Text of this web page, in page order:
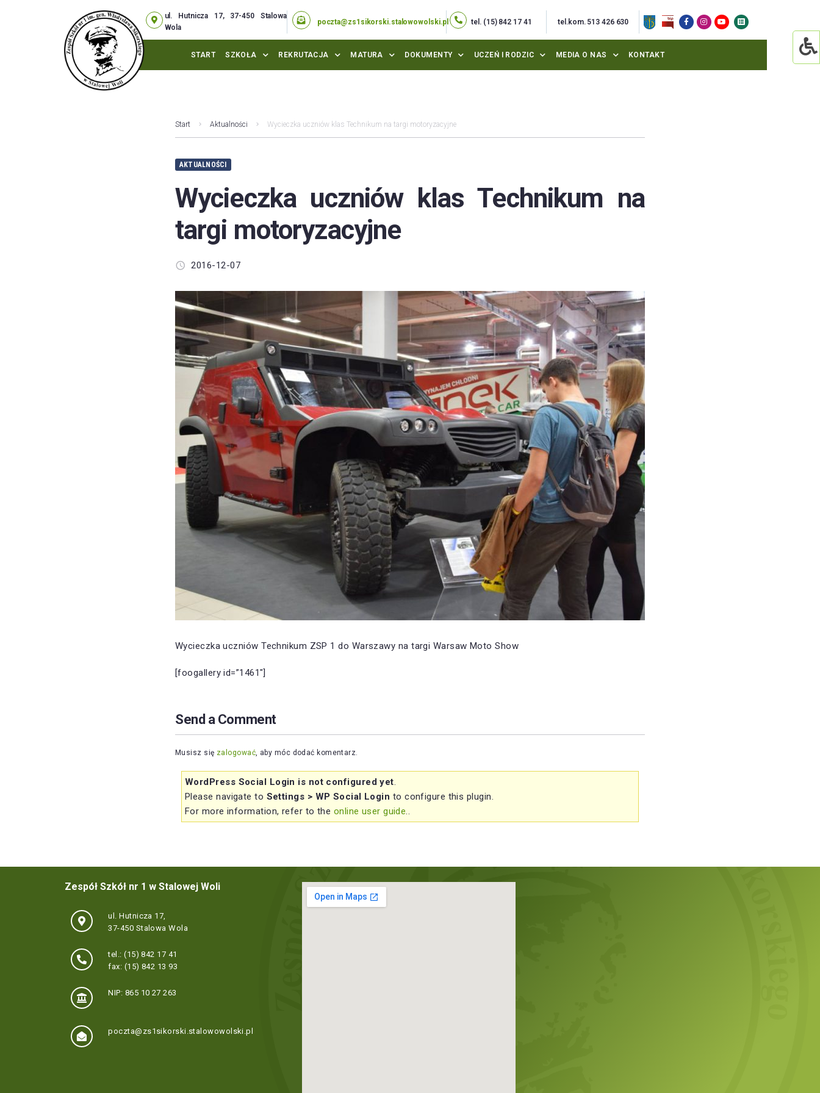
ul. Hutnicza 17, 37-450 Stalowa
Wola
poczta@zs1sikorski.stalowowolski.pl tel. (15) 842 17 41 tel.kom. 513 426 630
START SZKOŁA REKRUTACJA MATURA DOKUMENTY UCZEŃ I RODZIC MEDIA O NAS KONTAKT
Start Aktualności Wycieczka uczniów klas Technikum na targi motoryzacyjne
AKTUALNOŚCI
Wycieczka uczniów klas Technikum na
targi motoryzacyjne
2016-12-07
Wycieczka uczniów Technikum ZSP 1 do Warszawy na targi Warsaw Moto Show
[foogallery id=”1461″]
Send a Comment
Musisz się zalogować , aby móc dodać komentarz.
WordPress Social Login is not configured yet.
Please navigate to Settings > WP Social Login to configure this plugin.
For more information, refer to the online user guide..
Zespół Szkół nr 1 w Stalowej Woli
ul. Hutnicza 17,
37-450 Stalowa Wola
tel.: (15) 842 17 41
fax: (15) 842 13 93
NIP: 865 10 27 263
poczta@zs1sikorski.stalowowolski.pl